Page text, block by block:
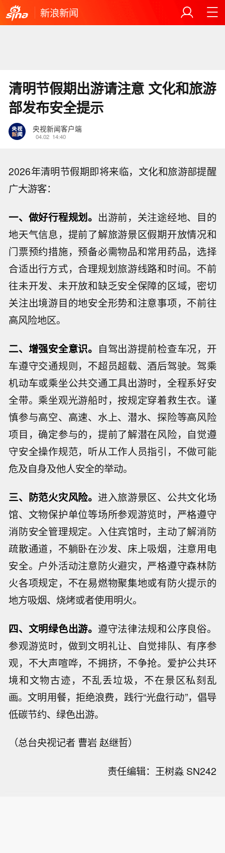
新浪新闻
清明节假期出游请注意 文化和旅游
部发布安全提示
央视新闻客户端
04.02 14:40
2026年清明节假期即将来临，文化和旅游部提醒
广大游客：
一、做好行程规划。 出游前，关注途经地、目的
地天气信息，提前了解旅游景区假期开放情况和
门票预约措施，预备必需物品和常用药品，选择
合适出行方式，合理规划旅游线路和时间。不前
往未开发、未开放和缺乏安全保障的区域，密切
关注出境游目的地安全形势和注意事项，不前往
高风险地区。
二、增强安全意识。 自驾出游提前检查车况，开
车遵守交通规则，不超员超载、酒后驾驶。驾乘
机动车或乘坐公共交通工具出游时，全程系好安
全带。乘坐观光游船时，按规定穿着救生衣。谨
慎参与高空、高速、水上、潜水、探险等高风险
项目，确定参与的，提前了解潜在风险，自觉遵
守安全操作规范，听从工作人员指引，不做可能
危及自身及他人安全的举动。
三、防范火灾风险。 进入旅游景区、公共文化场
馆、文物保护单位等场所参观游览时，严格遵守
消防安全管理规定。入住宾馆时，主动了解消防
疏散通道，不躺卧在沙发、床上吸烟，注意用电
安全。户外活动注意防火避灾，严格遵守森林防
火各项规定，不在易燃物聚集地或有防火提示的
地方吸烟、烧烤或者使用明火。
四、文明绿色出游。 遵守法律法规和公序良俗。
参观游览时，做到文明礼让、自觉排队、有序参
观，不大声喧哗，不拥挤，不争抢。爱护公共环
境和文物古迹，不乱丢垃圾，不在景区私刻乱
画。文明用餐，拒绝浪费，践行“光盘行动”，倡导
低碳节约、绿色出游。
（总台央视记者 曹岩 赵继哲）
责任编辑：王树淼 SN242